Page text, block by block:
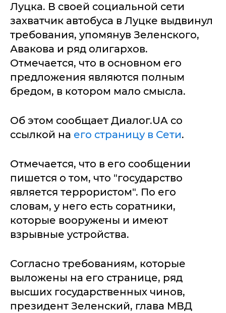
Луцка. В своей социальной сети
захватчик автобуса в Луцке выдвинул
требования, упомянув Зеленского,
Авакова и ряд олигархов.
Отмечается, что в основном его
предложения являются полным
бредом, в котором мало смысла.
Об этом сообщает Диалог.UA со
ссылкой на его страницу в Сети.
Отмечается, что в его сообщении
пишется о том, что "государство
является террористом". По его
словам, у него есть соратники,
которые вооружены и имеют
взрывные устройства.
Согласно требованиям, которые
выложены на его странице, ряд
высших государственных чинов,
президент Зеленский, глава МВД